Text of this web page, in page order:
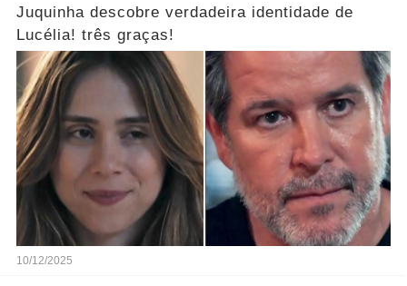
Juquinha descobre verdadeira identidade de
Lucélia! três graças!
10/12/2025